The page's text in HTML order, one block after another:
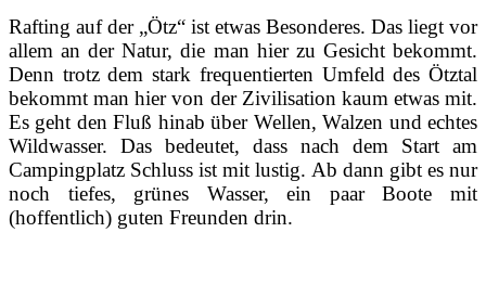
Rafting auf der „Ötz“ ist etwas Besonderes. Das liegt vor
allem an der Natur, die man hier zu Gesicht bekommt.
Denn trotz dem stark frequentierten Umfeld des Ötztal
bekommt man hier von der Zivilisation kaum etwas mit.
Es geht den Fluß hinab über Wellen, Walzen und echtes
Wildwasser. Das bedeutet, dass nach dem Start am
Campingplatz Schluss ist mit lustig. Ab dann gibt es nur
noch tiefes, grünes Wasser, ein paar Boote mit
(hoffentlich) guten Freunden drin.